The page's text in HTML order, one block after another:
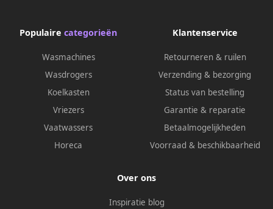
Populaire categorieën
Wasmachines
Wasdrogers
Koelkasten
Vriezers
Vaatwassers
Horeca
Klantenservice
Retourneren & ruilen
Verzending & bezorging
Status van bestelling
Garantie & reparatie
Betaalmogelijkheden
Voorraad & beschikbaarheid
Over ons
Inspiratie blog